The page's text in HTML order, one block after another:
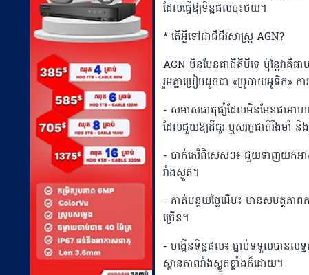
ដែលធ្វើឱ្យទិន្នផលចុះថយ។
* តើអ្វីទៅជាជីជីវសាស្ដ្រ AGN?
AGN មិនមែនជាជីគីមីទេ ប៉ុន្តែវាគឺជា
រួមគ្នាប្រៀបដូចជា «ប្រូបាយអូទិក»
- សមាសធាតុផ្សំដែលមិនមែនជាអា
ដែលជួយឱ្យដីធូរ ឬសរុក្ខជាតិរឹងមាំ
- បាក់តេរីពិសេសៗ៖ ជួយទាញយក
រាំងស្ងួត។
- កាត់បន្ថយថ្លៃដើម៖ មានសមត្ថភ
ច្រើន។
- បង្កើនទិន្នផល៖ ធ្លាប់ទទួលបានល
ស្ថានភាពរាំងស្ងួតខ្លាំងក៏ដោយ។